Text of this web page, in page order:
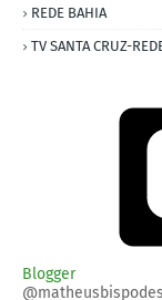
REDE BAHIA
TV SANTA CRUZ-
Blogger